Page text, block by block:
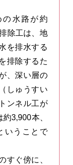
水路が約
除工は、地
を排水する
排除するた
、深い層の
しゅうすい
ンネル工が
3,900本、
いうことで
すぐ傍に、